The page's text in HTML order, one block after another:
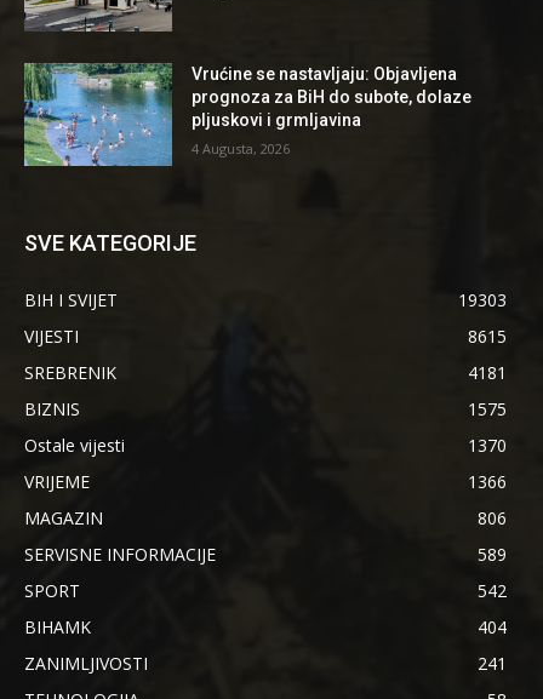
Vrućine se nastavljaju: Objavljena
prognoza za BiH do subote, dolaze
pljuskovi i grmljavina
4 Augusta, 2026
SVE KATEGORIJE
BIH I SVIJET
19303
VIJESTI
8615
SREBRENIK
4181
BIZNIS
1575
Ostale vijesti
1370
VRIJEME
1366
MAGAZIN
806
SERVISNE INFORMACIJE
589
SPORT
542
BIHAMK
404
ZANIMLJIVOSTI
241